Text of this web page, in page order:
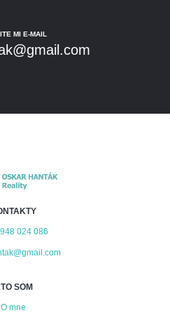
MI E-MAIL
024 086
SOM
O mne